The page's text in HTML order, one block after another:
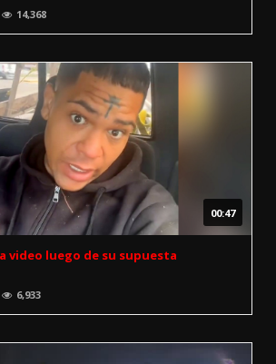
14,368
00:47
video luego de su supuesta
6,933